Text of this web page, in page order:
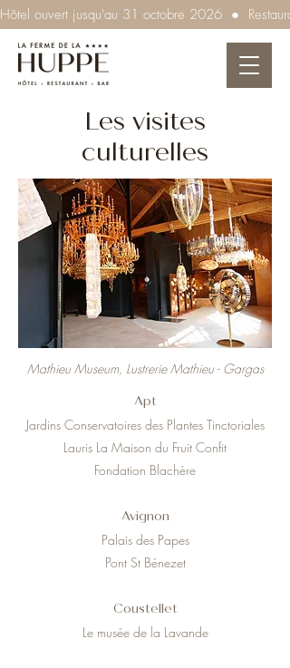
Hôtel ouvert jusqu'au 31 octobre 2026  ●
Les visites
culturelles
Mathieu Museum, Lustrerie Mathieu - Gargas
Apt
Jardins Conservatoires des Plantes Tinctoriales
Lauris La Maison du Fruit Confit
Fondation Blachère
Avignon
Palais des Papes
Pont St Bénezet
Coustellet
Le musée de la Lavande